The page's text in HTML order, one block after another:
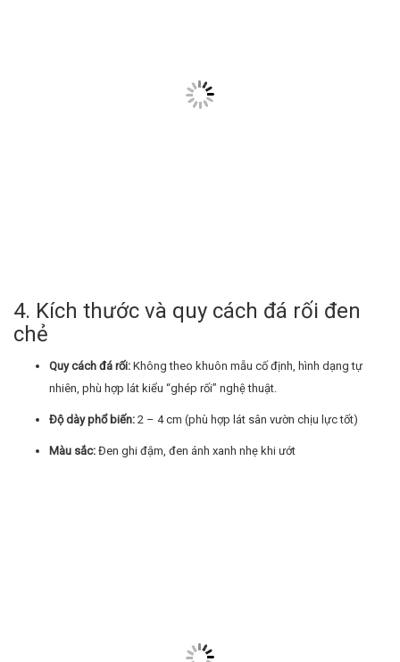
4. Kích thước và quy cách đá rối đen
chẻ
Quy cách đá rối: Không theo khuôn mẫu cố định, hình dạng tự
nhiên, phù hợp lát kiểu “ghép rối” nghệ thuật.
Độ dày phổ biến: 2 – 4 cm (phù hợp lát sân vườn chịu lực tốt)
Màu sắc: Đen ghi đậm, đen ánh xanh nhẹ khi ướt